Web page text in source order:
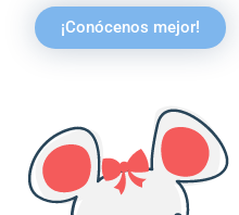
¡Conócenos mejor!